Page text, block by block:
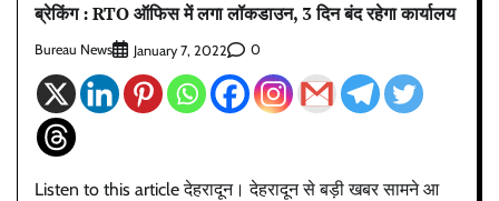
ब्रेकिंग : RTO ऑफिस में लगा लॉकडाउन, 3 दिन बंद रहेगा कार्यालय
Bureau News January 7, 2022 0
Listen to this article देहरादून। देहरादून से बड़ी खबर सामने आ